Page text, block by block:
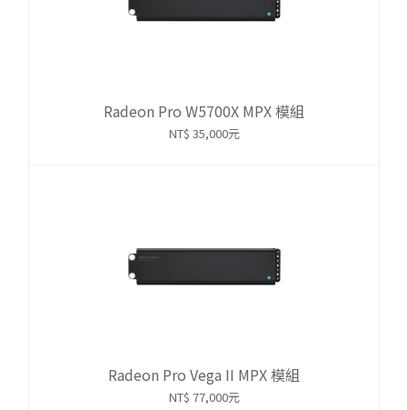
Radeon Pro W5700X MPX 模組
NT$ 35,000元
Radeon Pro Vega II MPX 模組
NT$ 77,000元